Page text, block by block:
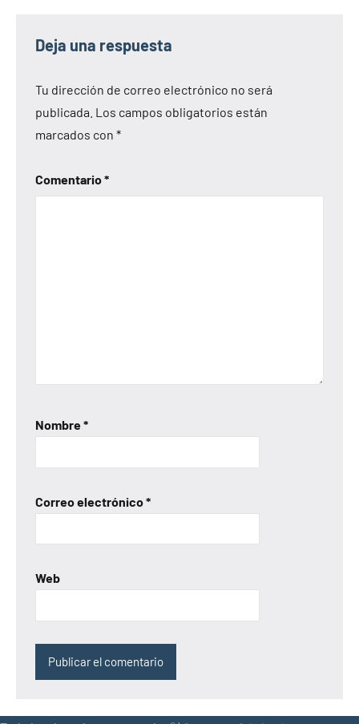
Deja una respuesta
Tu dirección de correo electrónico no será
publicada. Los campos obligatorios están
marcados con *
Comentario*
Nombre*
Correo electrónico*
Web